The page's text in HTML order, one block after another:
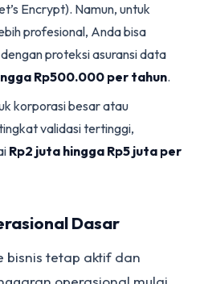
Encrypt). Namun, untuk
profesional, Anda bisa
proteksi asuransi data
Rp500.000 per tahun.
korporasi besar atau
validasi tertinggi,
Rp2 juta hingga Rp5 juta per
Dasar
bisnis tetap aktif dan